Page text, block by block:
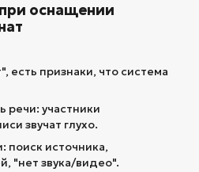
оснащении
есть признаки, что система
речи: участники
звучат глухо.
поиск источника,
"нет звука/видео".